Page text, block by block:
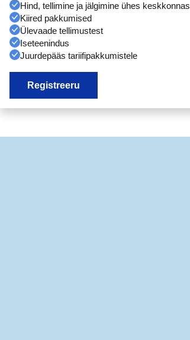
Hind, tellimine ja jälgimine ühes keskkonnas
Kiired pakkumised
Ülevaade tellimustest
Iseteenindus
Juurdepääs tariifipakkumistele
Registreeru